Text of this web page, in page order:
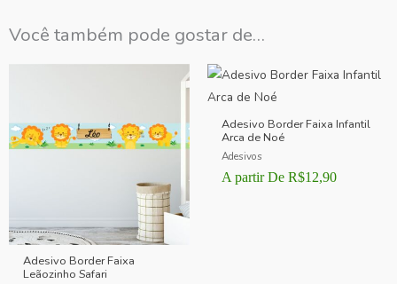
Você também pode gostar de…
Adesivo Border Faixa
Leãozinho Safari
Adesivo Border Faixa Infantil
Arca de Noé
Adesivos
A partir De R$12,90